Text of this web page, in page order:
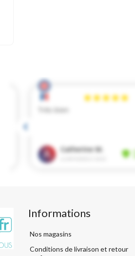
Informations
Nos magasins
Conditions de livraison et retour